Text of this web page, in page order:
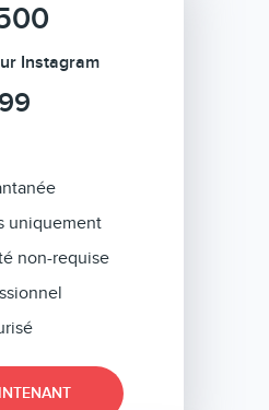
Instagram
uniquement
non-requise